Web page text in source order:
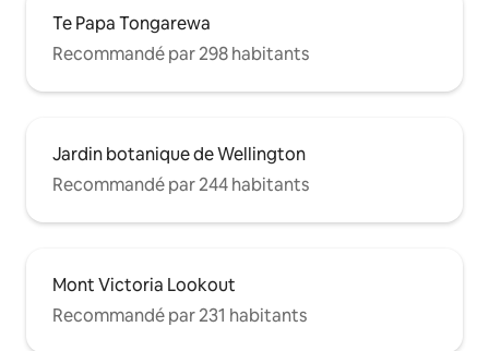
Te Papa Tongarewa
Recommandé par 298 habitants
Jardin botanique de Wellington
Recommandé par 244 habitants
Mont Victoria Lookout
Recommandé par 231 habitants